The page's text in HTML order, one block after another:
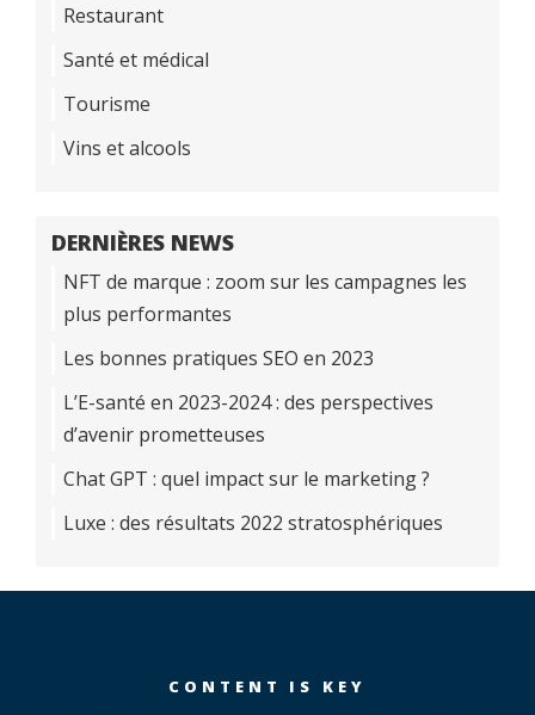
Restaurant
Santé et médical
Tourisme
Vins et alcools
DERNIÈRES NEWS
NFT de marque : zoom sur les campagnes les
plus performantes
Les bonnes pratiques SEO en 2023
L’E-santé en 2023-2024 : des perspectives
d’avenir prometteuses
Chat GPT : quel impact sur le marketing ?
Luxe : des résultats 2022 stratosphériques
CONTENT IS KEY